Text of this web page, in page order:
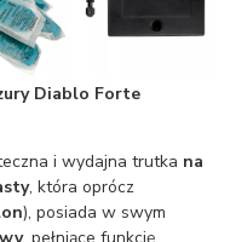
Diablo Forte
i wydajna trutka na
, która oprócz
), posiada w swym